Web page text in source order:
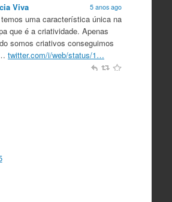
Viva 5 anos ago
temos uma característica única na
que é a criatividade. Apenas
somos criativos conseguimos
twitter.com/i/web/status/1…
Viva
foi o momento fundamental
mudança do ensino em Portugal,